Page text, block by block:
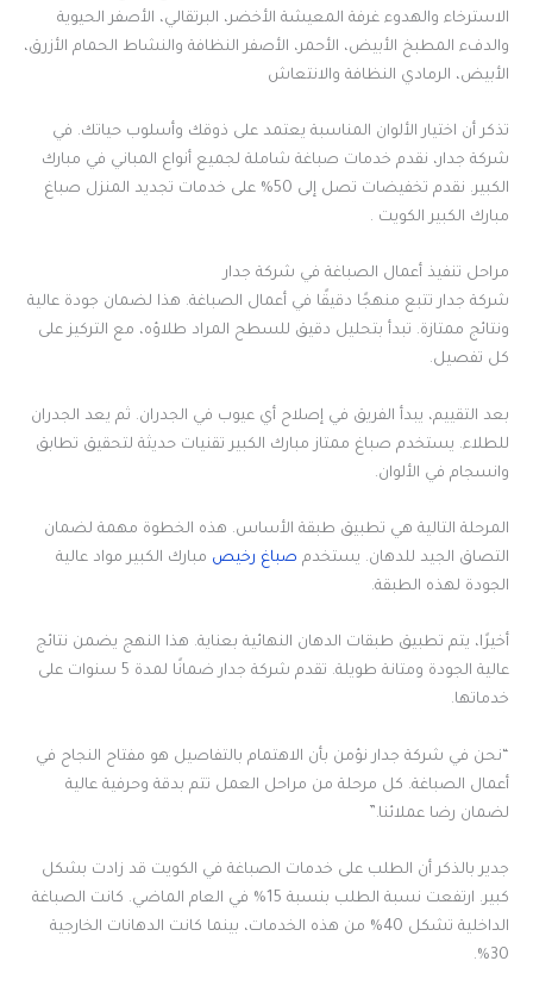
الاسترخاء والهدوء غرفة المعيشة الأخضر، البرتقالي، الأصفر الحيوية
والدفء المطبخ الأبيض، الأحمر، الأصفر النظافة والنشاط الحمام الأزرق،
الأبيض، الرمادي النظافة والانتعاش
تذكر أن اختيار الألوان المناسبة يعتمد على ذوقك وأسلوب حياتك. في
شركة جدار، نقدم خدمات صباغة شاملة لجميع أنواع المباني في مبارك
الكبير. نقدم تخفيضات تصل إلى 50% على خدمات تجديد المنزل صباغ
مبارك الكبير الكويت .
مراحل تنفيذ أعمال الصباغة في شركة جدار
شركة جدار تتبع منهجًا دقيقًا في أعمال الصباغة. هذا لضمان جودة عالية
ونتائج ممتازة. تبدأ بتحليل دقيق للسطح المراد طلاؤه، مع التركيز على
كل تفصيل.
بعد التقييم، يبدأ الفريق في إصلاح أي عيوب في الجدران. ثم يعد الجدران
للطلاء. يستخدم صباغ ممتاز مبارك الكبير تقنيات حديثة لتحقيق تطابق
وانسجام في الألوان.
المرحلة التالية هي تطبيق طبقة الأساس. هذه الخطوة مهمة لضمان
التصاق الجيد للدهان. يستخدم صباغ رخيص مبارك الكبير مواد عالية
الجودة لهذه الطبقة.
أخيرًا، يتم تطبيق طبقات الدهان النهائية بعناية. هذا النهج يضمن نتائج
عالية الجودة ومتانة طويلة. تقدم شركة جدار ضمانًا لمدة 5 سنوات على
خدماتها.
“نحن في شركة جدار نؤمن بأن الاهتمام بالتفاصيل هو مفتاح النجاح في
أعمال الصباغة. كل مرحلة من مراحل العمل تتم بدقة وحرفية عالية
لضمان رضا عملائنا.”
جدير بالذكر أن الطلب على خدمات الصباغة في الكويت قد زادت بشكل
كبير. ارتفعت نسبة الطلب بنسبة 15% في العام الماضي. كانت الصباغة
الداخلية تشكل 40% من هذه الخدمات، بينما كانت الدهانات الخارجية
30%.